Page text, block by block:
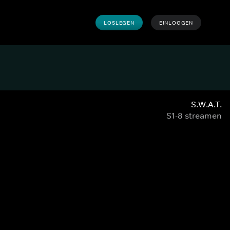
LOSLEGEN EINLOGGEN
S.W.A.T.
S1-8 streamen